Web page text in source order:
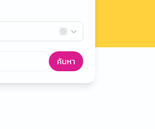
ค้นหา